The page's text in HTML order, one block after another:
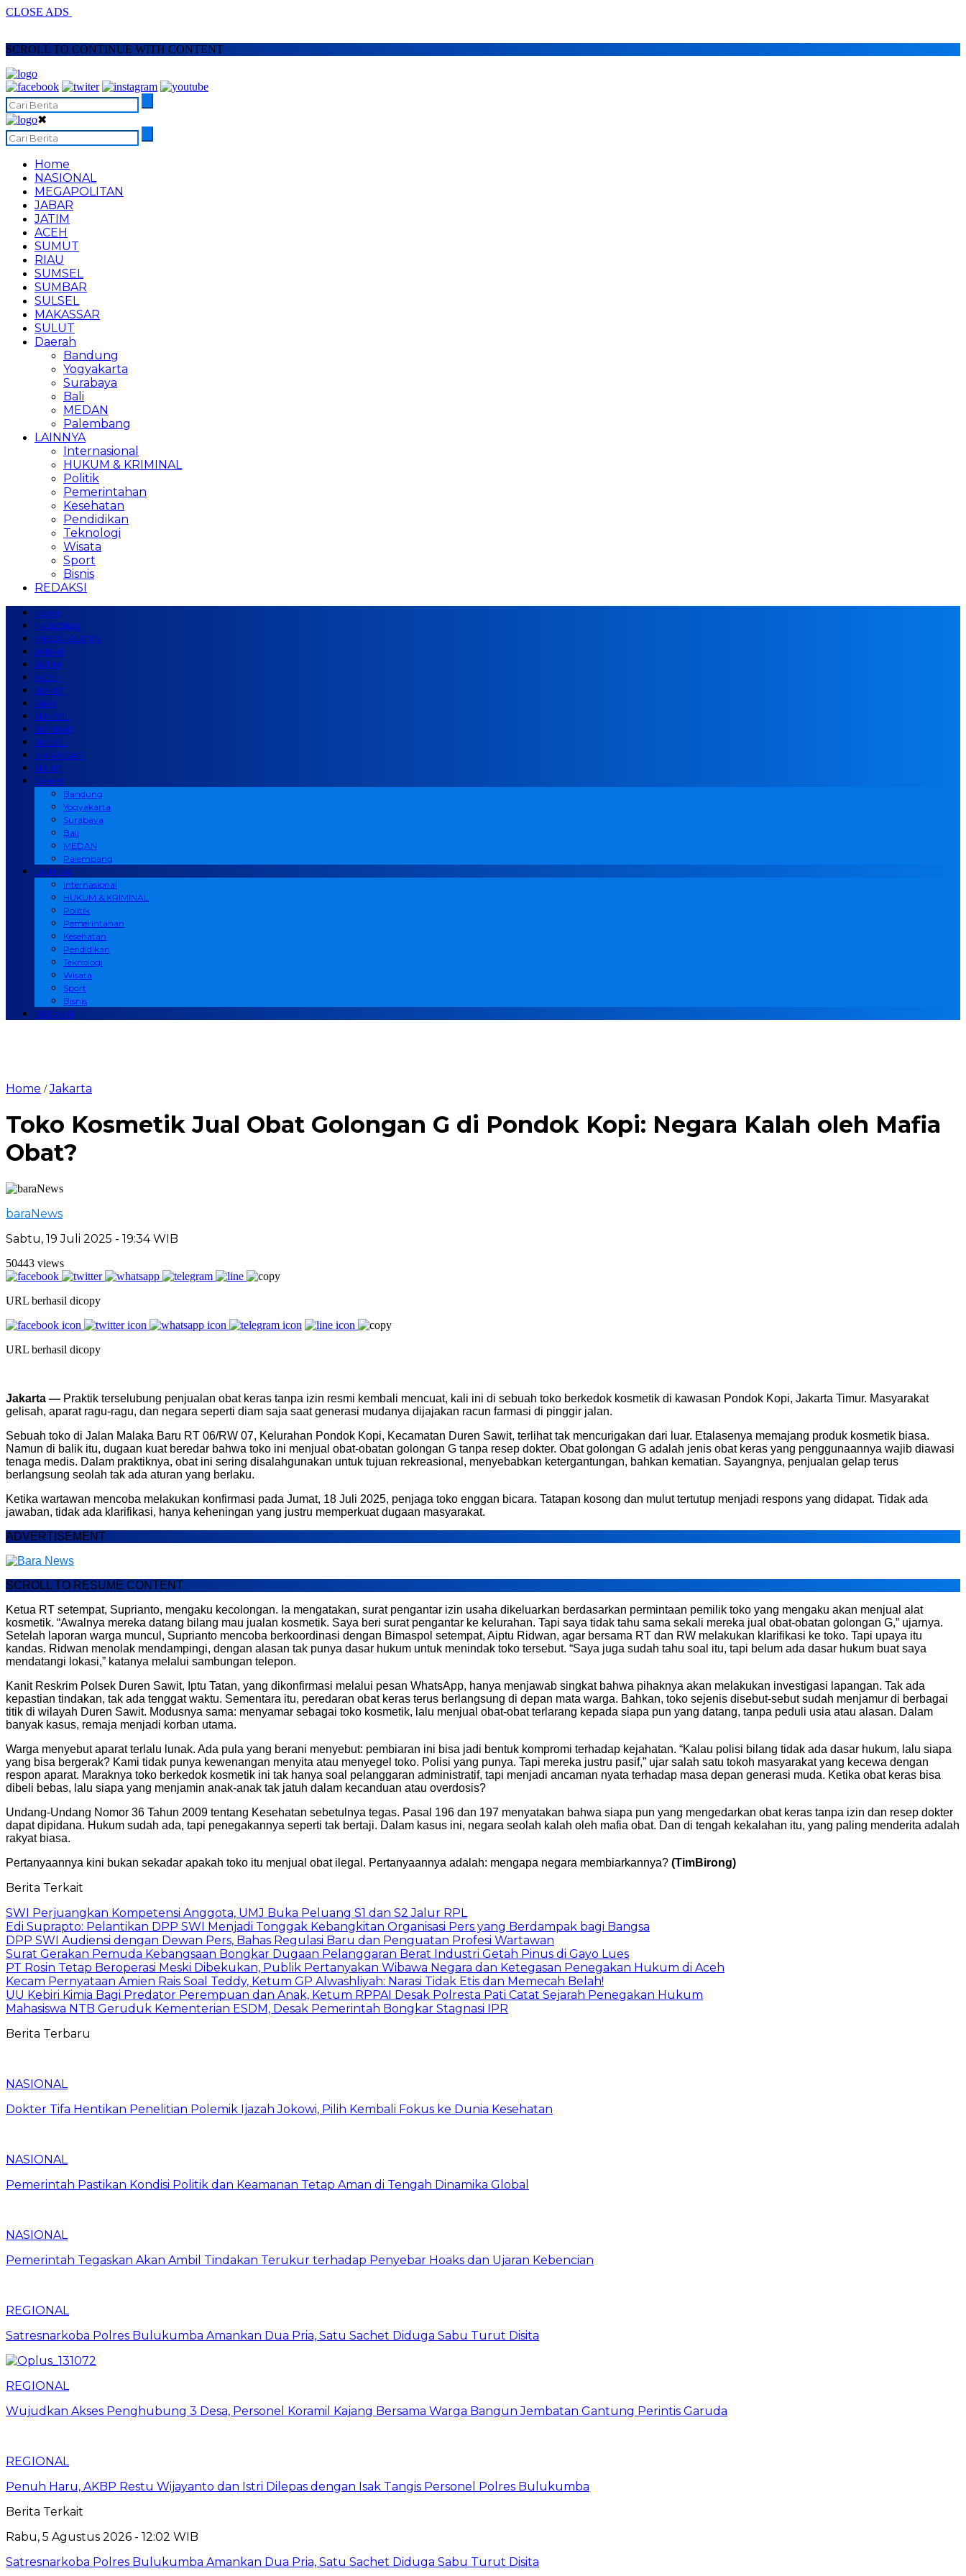
CLOSE ADS
SCROLL TO CONTINUE WITH CONTENT
✖
Home
NASIONAL
MEGAPOLITAN
JABAR
JATIM
ACEH
SUMUT
RIAU
SUMSEL
SUMBAR
SULSEL
MAKASSAR
SULUT
Daerah
Bandung
Yogyakarta
Surabaya
Bali
MEDAN
Palembang
LAINNYA
Internasional
HUKUM & KRIMINAL
Politik
Pemerintahan
Kesehatan
Pendidikan
Teknologi
Wisata
Sport
Bisnis
REDAKSI
Home
NASIONAL
MEGAPOLITAN
JABAR
JATIM
ACEH
SUMUT
RIAU
SUMSEL
SUMBAR
SULSEL
MAKASSAR
SULUT
Daerah
Bandung
Yogyakarta
Surabaya
Bali
MEDAN
Palembang
LAINNYA
Internasional
HUKUM & KRIMINAL
Politik
Pemerintahan
Kesehatan
Pendidikan
Teknologi
Wisata
Sport
Bisnis
REDAKSI
Home /Jakarta
Toko Kosmetik Jual Obat Golongan G di Pondok Kopi: Negara Kalah oleh Mafia
Obat?
baraNews
Sabtu, 19 Juli 2025 - 19:34 WIB
50443 views
URL berhasil dicopy
URL berhasil dicopy
Jakarta — Praktik terselubung penjualan obat keras tanpa izin resmi kembali mencuat, kali ini di sebuah toko berkedok kosmetik di kawasan Pondok Kopi, Jakarta Timur. Masyarakat
gelisah, aparat ragu-ragu, dan negara seperti diam saja saat generasi mudanya dijajakan racun farmasi di pinggir jalan.
Sebuah toko di Jalan Malaka Baru RT 06/RW 07, Kelurahan Pondok Kopi, Kecamatan Duren Sawit, terlihat tak mencurigakan dari luar. Etalasenya memajang produk kosmetik biasa.
Namun di balik itu, dugaan kuat beredar bahwa toko ini menjual obat-obatan golongan G tanpa resep dokter. Obat golongan G adalah jenis obat keras yang penggunaannya wajib diawasi
tenaga medis. Dalam praktiknya, obat ini sering disalahgunakan untuk tujuan rekreasional, menyebabkan ketergantungan, bahkan kematian. Sayangnya, penjualan gelap terus
berlangsung seolah tak ada aturan yang berlaku.
Ketika wartawan mencoba melakukan konfirmasi pada Jumat, 18 Juli 2025, penjaga toko enggan bicara. Tatapan kosong dan mulut tertutup menjadi respons yang didapat. Tidak ada
jawaban, tidak ada klarifikasi, hanya keheningan yang justru memperkuat dugaan masyarakat.
ADVERTISEMENT
SCROLL TO RESUME CONTENT
Ketua RT setempat, Suprianto, mengaku kecolongan. Ia mengatakan, surat pengantar izin usaha dikeluarkan berdasarkan permintaan pemilik toko yang mengaku akan menjual alat
kosmetik. “Awalnya mereka datang bilang mau jualan kosmetik. Saya beri surat pengantar ke kelurahan. Tapi saya tidak tahu sama sekali mereka jual obat-obatan golongan G,” ujarnya.
Setelah laporan warga muncul, Suprianto mencoba berkoordinasi dengan Bimaspol setempat, Aiptu Ridwan, agar bersama RT dan RW melakukan klarifikasi ke toko. Tapi upaya itu
kandas. Ridwan menolak mendampingi, dengan alasan tak punya dasar hukum untuk menindak toko tersebut. “Saya juga sudah tahu soal itu, tapi belum ada dasar hukum buat saya
mendatangi lokasi,” katanya melalui sambungan telepon.
Kanit Reskrim Polsek Duren Sawit, Iptu Tatan, yang dikonfirmasi melalui pesan WhatsApp, hanya menjawab singkat bahwa pihaknya akan melakukan investigasi lapangan. Tak ada
kepastian tindakan, tak ada tenggat waktu. Sementara itu, peredaran obat keras terus berlangsung di depan mata warga. Bahkan, toko sejenis disebut-sebut sudah menjamur di berbagai
titik di wilayah Duren Sawit. Modusnya sama: menyamar sebagai toko kosmetik, lalu menjual obat-obat terlarang kepada siapa pun yang datang, tanpa peduli usia atau alasan. Dalam
banyak kasus, remaja menjadi korban utama.
Warga menyebut aparat terlalu lunak. Ada pula yang berani menyebut: pembiaran ini bisa jadi bentuk kompromi terhadap kejahatan. “Kalau polisi bilang tidak ada dasar hukum, lalu siapa
yang bisa bergerak? Kami tidak punya kewenangan menyita atau menyegel toko. Polisi yang punya. Tapi mereka justru pasif,” ujar salah satu tokoh masyarakat yang kecewa dengan
respon aparat. Maraknya toko berkedok kosmetik ini tak hanya soal pelanggaran administratif, tapi menjadi ancaman nyata terhadap masa depan generasi muda. Ketika obat keras bisa
dibeli bebas, lalu siapa yang menjamin anak-anak tak jatuh dalam kecanduan atau overdosis?
Undang-Undang Nomor 36 Tahun 2009 tentang Kesehatan sebetulnya tegas. Pasal 196 dan 197 menyatakan bahwa siapa pun yang mengedarkan obat keras tanpa izin dan resep dokter
dapat dipidana. Hukum sudah ada, tapi penegakannya seperti tak bertaji. Dalam kasus ini, negara seolah kalah oleh mafia obat. Dan di tengah kekalahan itu, yang paling menderita adalah
rakyat biasa.
Pertanyaannya kini bukan sekadar apakah toko itu menjual obat ilegal. Pertanyaannya adalah: mengapa negara membiarkannya? (TimBirong)
Berita Terkait
SWI Perjuangkan Kompetensi Anggota, UMJ Buka Peluang S1 dan S2 Jalur RPL
Edi Suprapto: Pelantikan DPP SWI Menjadi Tonggak Kebangkitan Organisasi Pers yang Berdampak bagi Bangsa
DPP SWI Audiensi dengan Dewan Pers, Bahas Regulasi Baru dan Penguatan Profesi Wartawan
Surat Gerakan Pemuda Kebangsaan Bongkar Dugaan Pelanggaran Berat Industri Getah Pinus di Gayo Lues
PT Rosin Tetap Beroperasi Meski Dibekukan, Publik Pertanyakan Wibawa Negara dan Ketegasan Penegakan Hukum di Aceh
Kecam Pernyataan Amien Rais Soal Teddy, Ketum GP Alwashliyah: Narasi Tidak Etis dan Memecah Belah!
UU Kebiri Kimia Bagi Predator Perempuan dan Anak, Ketum RPPAI Desak Polresta Pati Catat Sejarah Penegakan Hukum
Mahasiswa NTB Geruduk Kementerian ESDM, Desak Pemerintah Bongkar Stagnasi IPR
Berita Terbaru
NASIONAL
Dokter Tifa Hentikan Penelitian Polemik Ijazah Jokowi, Pilih Kembali Fokus ke Dunia Kesehatan
NASIONAL
Pemerintah Pastikan Kondisi Politik dan Keamanan Tetap Aman di Tengah Dinamika Global
NASIONAL
Pemerintah Tegaskan Akan Ambil Tindakan Terukur terhadap Penyebar Hoaks dan Ujaran Kebencian
REGIONAL
Satresnarkoba Polres Bulukumba Amankan Dua Pria, Satu Sachet Diduga Sabu Turut Disita
REGIONAL
Wujudkan Akses Penghubung 3 Desa, Personel Koramil Kajang Bersama Warga Bangun Jembatan Gantung Perintis Garuda
REGIONAL
Penuh Haru, AKBP Restu Wijayanto dan Istri Dilepas dengan Isak Tangis Personel Polres Bulukumba
Berita Terkait
Rabu, 5 Agustus 2026 - 12:02 WIB
Satresnarkoba Polres Bulukumba Amankan Dua Pria, Satu Sachet Diduga Sabu Turut Disita